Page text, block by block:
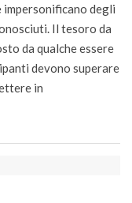
impersonificano degli
Il tesoro da
da qualche essere
devono superare
in